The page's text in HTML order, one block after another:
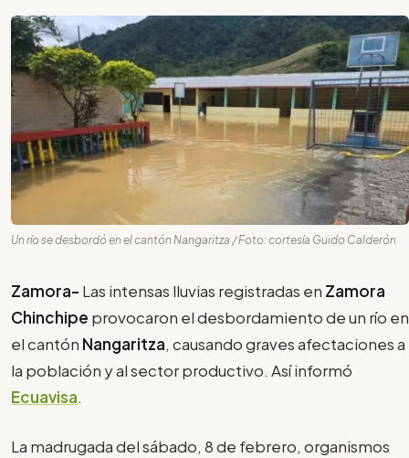
Un río se desbordó en el cantón Nangaritza / Foto: cortesía Guido Calderón
Zamora- Las intensas lluvias registradas en Zamora
Chinchipe provocaron el desbordamiento de un río en
el cantón Nangaritza, causando graves afectaciones a
la población y al sector productivo. Así informó
Ecuavisa.
La madrugada del sábado, 8 de febrero, organismos